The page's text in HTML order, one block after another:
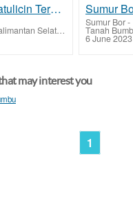
Sumur Bor Batulicin Terbaik Tarif Harga Murah
Tanah Bumbu (Kalimantan Selatan)
Sumur Bor-
6 June 2023
may interest you
1